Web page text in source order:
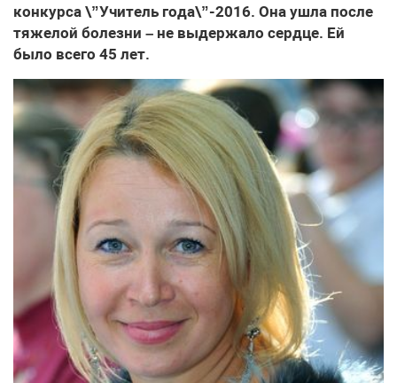
конкурса \”Учитель года\”-2016. Она ушла после
тяжелой болезни – не выдержало сердце. Ей
было всего 45 лет.